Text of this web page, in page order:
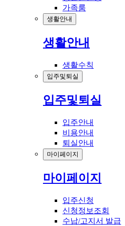
가족룸
생활안내
생활안내
생활수칙
입주및퇴실
입주및퇴실
입주안내
비용안내
퇴실안내
마이페이지
마이페이지
입주신청
신청정보조회
수납/고지서 발급